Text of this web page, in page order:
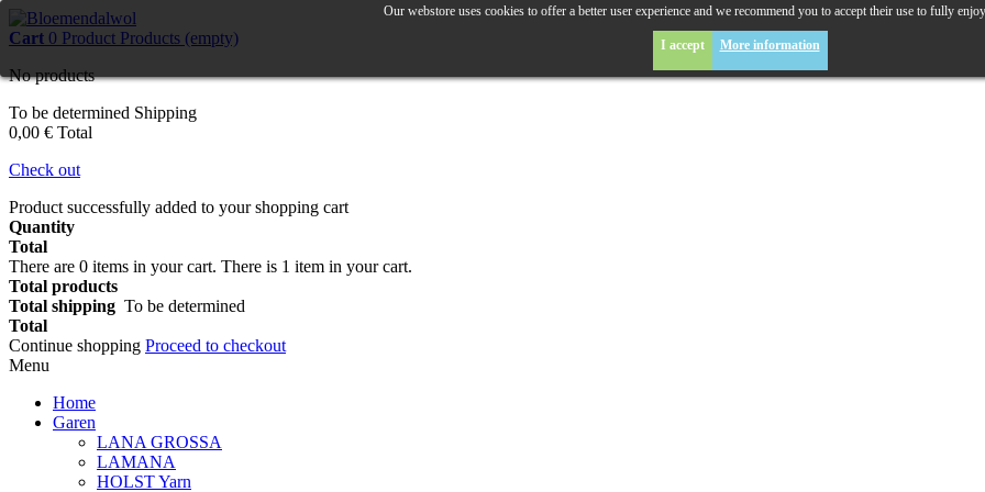
Cart 0 Product Products (empty)
No products
To be determined Shipping
0,00 € Total
Check out
Product successfully added to your shopping cart
Quantity
Total
There are 0 items in your cart. There is 1 item in your cart.
Total products
Total shipping To be determined
Total
Continue shopping Proceed to checkout
Menu
Home
Garen
LANA GROSSA
LAMANA
HOLST Yarn
Our webstore uses cookies to offer a better user experience and we recommend you to accept their use to fully
I accept More information